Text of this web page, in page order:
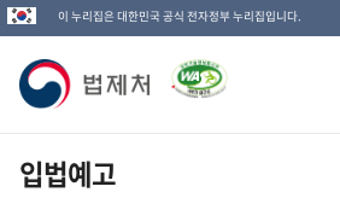
이 누리집은 대한민국 공식 전자정부 누리집입니다.
법
제
처
입법예고